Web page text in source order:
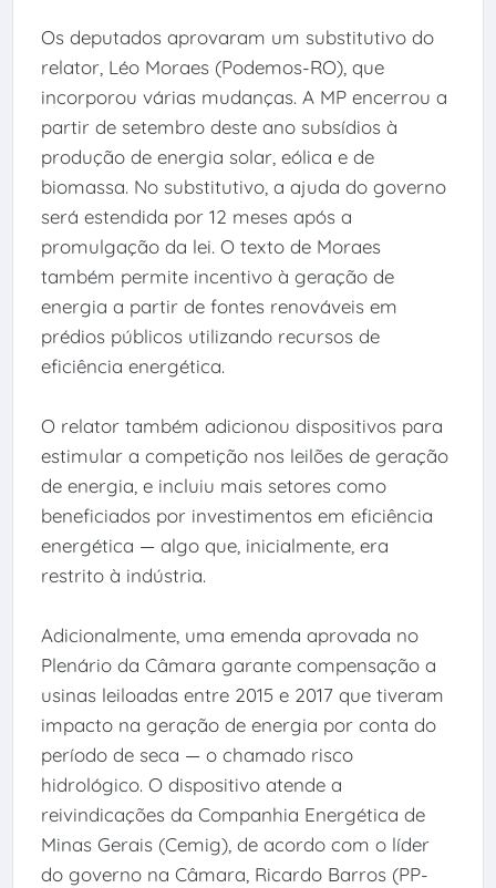
Os deputados aprovaram um substitutivo do
relator, Léo Moraes (Podemos-RO), que
incorporou várias mudanças. A MP encerrou a
partir de setembro deste ano subsídios à
produção de energia solar, eólica e de
biomassa. No substitutivo, a ajuda do governo
será estendida por 12 meses após a
promulgação da lei. O texto de Moraes
também permite incentivo à geração de
energia a partir de fontes renováveis em
prédios públicos utilizando recursos de
eficiência energética.
O relator também adicionou dispositivos para
estimular a competição nos leilões de geração
de energia, e incluiu mais setores como
beneficiados por investimentos em eficiência
energética — algo que, inicialmente, era
restrito à indústria.
Adicionalmente, uma emenda aprovada no
Plenário da Câmara garante compensação a
usinas leiloadas entre 2015 e 2017 que tiveram
impacto na geração de energia por conta do
período de seca — o chamado risco
hidrológico. O dispositivo atende a
reivindicações da Companhia Energética de
Minas Gerais (Cemig), de acordo com o líder
do governo na Câmara, Ricardo Barros (PP-